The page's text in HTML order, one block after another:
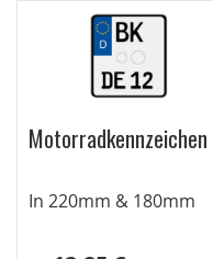
Motorradkennzeichen
In 220mm & 180mm